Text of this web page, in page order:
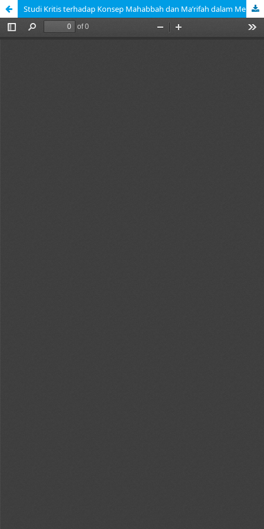
Studi Kritis terhadap Konsep Mahabbah dan Ma’rifah dalam Mengisi Spiritualisasi Ilmu Pengetahuan